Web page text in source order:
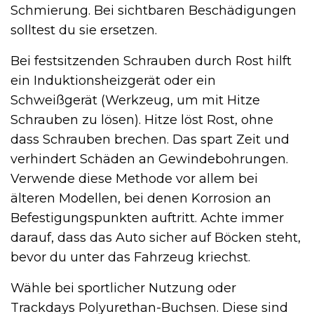
Schmierung. Bei sichtbaren Beschädigungen
solltest du sie ersetzen.
Bei festsitzenden Schrauben durch Rost hilft
ein Induktionsheizgerät oder ein
Schweißgerät (Werkzeug, um mit Hitze
Schrauben zu lösen). Hitze löst Rost, ohne
dass Schrauben brechen. Das spart Zeit und
verhindert Schäden an Gewindebohrungen.
Verwende diese Methode vor allem bei
älteren Modellen, bei denen Korrosion an
Befestigungspunkten auftritt. Achte immer
darauf, dass das Auto sicher auf Böcken steht,
bevor du unter das Fahrzeug kriechst.
Wähle bei sportlicher Nutzung oder
Trackdays Polyurethan-Buchsen. Diese sind